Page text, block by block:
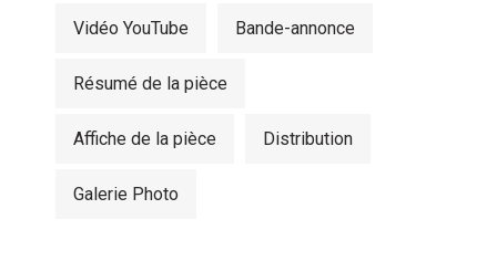
Vidéo YouTube Bande-annonce
Résumé de la pièce
Affiche de la pièce Distribution
Galerie Photo